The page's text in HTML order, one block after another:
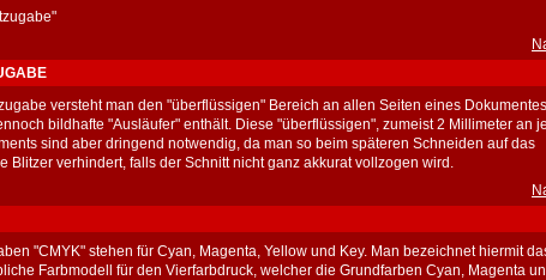
versteht man den "überflüssigen" Bereich an allen Seiten eines
bildhafte "Ausläufer" enthält. Diese "überflüssigen", zumeist 2 Millimeter an
sind aber dringend notwendig, da man so beim späteren Schneiden auf das
Blitzer verhindert, falls der Schnitt nicht ganz akkurat vollzogen wird.
"CMYK" stehen für Cyan, Magenta, Yellow und Key. Man bezeichnet hiermit
Farbmodell für den Vierfarbdruck, welcher die Grundfarben Cyan, Magenta